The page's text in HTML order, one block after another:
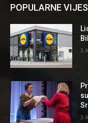
POPULARNE
3
3